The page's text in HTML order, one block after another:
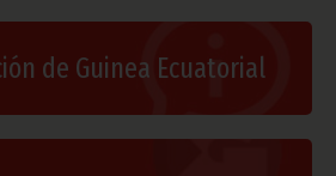
de Guinea Ecuatorial